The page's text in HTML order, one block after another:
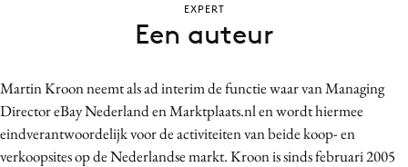
Contentmarketing
Craft
Customer Experience
Martin Kroon neemt als ad interim de functie waar van Managing
Director eBay Nederland en Marktplaats.nl en wordt hiermee
eindverantwoordelijk voor de activiteiten van beide koop- en
verkoopsites op de Nederlandse markt. Kroon is sinds februari 2005
EXPERT
Een auteur